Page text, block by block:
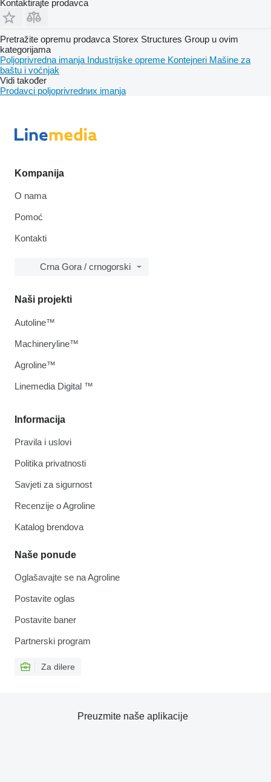
Kontaktirajte prodavca
Pretražite opremu prodavca Storex Structures Group u ovim
kategorijama
Poljoprivrednа imanjа Industrijske opreme Kontejneri Mašine za
baštu i voćnjak
Vidi također
Prodavci poljoprivrednих imanjа
Kompanija
O nama
Pomoć
Kontakti
Crna Gora / crnogorski
Informacija
Pravila i uslovi
Politika privatnosti
Savjeti za sigurnost
Recenzije o Agroline
Katalog brendova
Naše ponude
Oglašavajte se na Agroline
Postavite oglas
Postavite baner
Partnerski program
Za dilere
Naši projekti
Autoline™
Machineryline™
Agroline™
Linemedia Digital ™
Preuzmite naše aplikacije